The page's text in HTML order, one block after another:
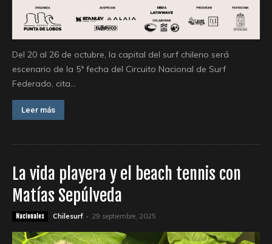
Del 20 al 26 de octubre, la capital del surf chileno será
escenario de la 5ª fecha del Circuito Nacional de Surf
Federado, cita...
Leer más
La vida playera y el beach tennis con
Matías Sepúlveda
Nacionales Chilesurf - 29 septiembre, 2025